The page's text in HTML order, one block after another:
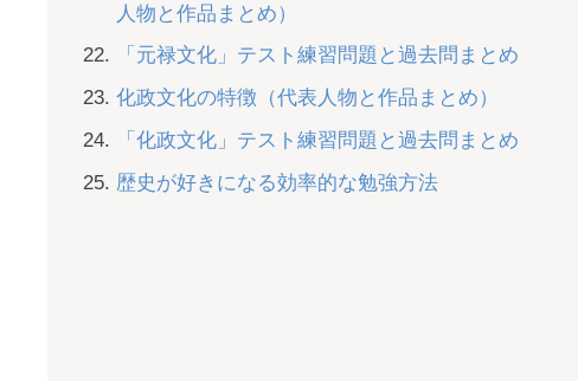
人物と作品まとめ）
「元禄文化」テスト練習問題と過去問まとめ
化政文化の特徴（代表人物と作品まとめ）
「化政文化」テスト練習問題と過去問まとめ
歴史が好きになる効率的な勉強方法